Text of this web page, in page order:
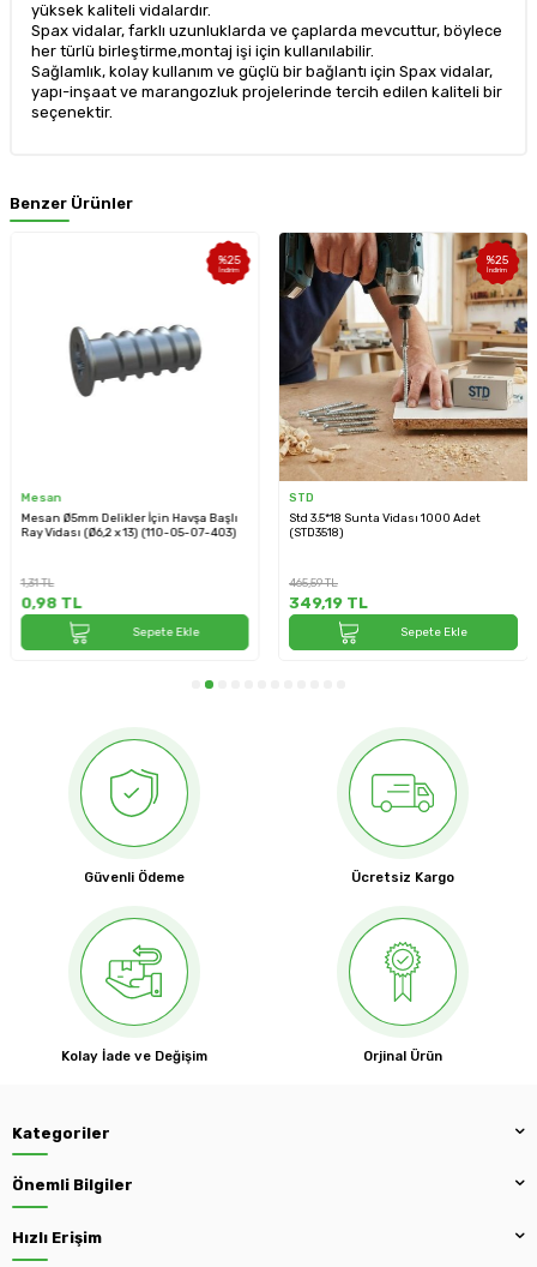
yüksek kaliteli vidalardır.
Spax vidalar, farklı uzunluklarda ve çaplarda mevcuttur, böylece
her türlü birleştirme,montaj işi için kullanılabilir.
Sağlamlık, kolay kullanım ve güçlü bir bağlantı için Spax vidalar,
yapı-inşaat ve marangozluk projelerinde tercih edilen kaliteli bir
seçenektir.
Benzer Ürünler
%25
İndirim
Mesan
Mesan Ø5mm Delikler İçin Havşa Başlı
Ray Vidası (Ø6,2 x 13) (110-05-07-403)
1,31TL
0,98TL
Sepete Ekle
%25
İndirim
STD
Std 3.5*18 Sunta Vidası 1000 Adet
(STD3518)
465,59TL
349,19TL
Sepete Ekle
Güvenli Ödeme Ücretsiz Kargo
Kolay İade ve Değişim Orjinal Ürün
Kategoriler
Önemli Bilgiler
Hızlı Erişim